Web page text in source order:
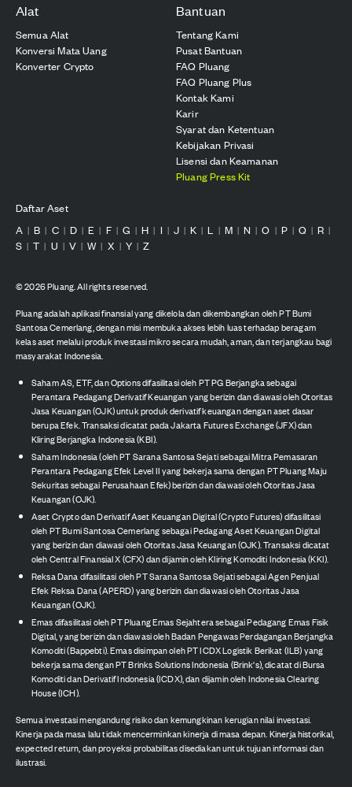
Alat
Semua Alat
Konversi Mata Uang
Konverter Crypto
Bantuan
Tentang Kami
Pusat Bantuan
FAQ Pluang
FAQ Pluang Plus
Kontak Kami
Karir
Syarat dan Ketentuan
Kebijakan Privasi
Lisensi dan Keamanan
Pluang Press Kit
Daftar Aset
A | B | C | D | E | F | G | H | I | J | K | L | M | N | O | P | Q | R |
S | T | U | V | W | X | Y | Z
©2026Pluang. All rights reserved.
Pluang adalah aplikasi finansial yang dikelola dan dikembangkan oleh PT Bumi
Santosa Cemerlang, dengan misi membuka akses lebih luas terhadap beragam
kelas aset melalui produk investasi mikro secara mudah, aman, dan terjangkau bagi
masyarakat Indonesia.
Saham AS, ETF, dan Options difasilitasi oleh PT PG Berjangka sebagai
Perantara Pedagang Derivatif Keuangan yang berizin dan diawasi oleh Otoritas
Jasa Keuangan (OJK) untuk produk derivatif keuangan dengan aset dasar
berupa Efek. Transaksi dicatat pada Jakarta Futures Exchange (JFX) dan
Kliring Berjangka Indonesia (KBI).
Saham Indonesia (oleh PT Sarana Santosa Sejati sebagai Mitra Pemasaran
Perantara Pedagang Efek Level II yang bekerja sama dengan PT Pluang Maju
Sekuritas sebagai Perusahaan Efek) berizin dan diawasi oleh Otoritas Jasa
Keuangan (OJK).
Aset Crypto dan Derivatif Aset Keuangan Digital (Crypto Futures) difasilitasi
oleh PT Bumi Santosa Cemerlang sebagai Pedagang Aset Keuangan Digital
yang berizin dan diawasi oleh Otoritas Jasa Keuangan (OJK). Transaksi dicatat
oleh Central Finansial X (CFX) dan dijamin oleh Kliring Komoditi Indonesia (KKI).
Reksa Dana difasilitasi oleh PT Sarana Santosa Sejati sebagai Agen Penjual
Efek Reksa Dana (APERD) yang berizin dan diawasi oleh Otoritas Jasa
Keuangan (OJK).
Emas difasilitasi oleh PT Pluang Emas Sejahtera sebagai Pedagang Emas Fisik
Digital, yang berizin dan diawasi oleh Badan Pengawas Perdagangan Berjangka
Komoditi (Bappebti). Emas disimpan oleh PT ICDX Logistik Berikat (ILB) yang
bekerja sama dengan PT Brinks Solutions Indonesia (Brink's), dicatat di Bursa
Komoditi dan Derivatif Indonesia (ICDX), dan dijamin oleh Indonesia Clearing
House (ICH).
Semua investasi mengandung risiko dan kemungkinan kerugian nilai investasi.
Kinerja pada masa lalu tidak mencerminkan kinerja di masa depan. Kinerja historikal,
expected return, dan proyeksi probabilitas disediakan untuk tujuan informasi dan
ilustrasi.